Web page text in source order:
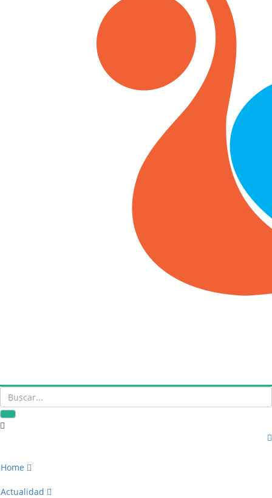
Home
Actualidad